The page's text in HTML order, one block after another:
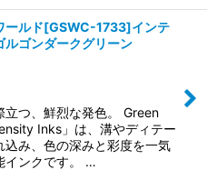
ールド[GSWC-1733]インテ
ゴンダークグリーン
立つ、鮮烈な発色。 Green
Inks」は、溝やディテー
込み、色の深みと彩度を一気
インクです。 …